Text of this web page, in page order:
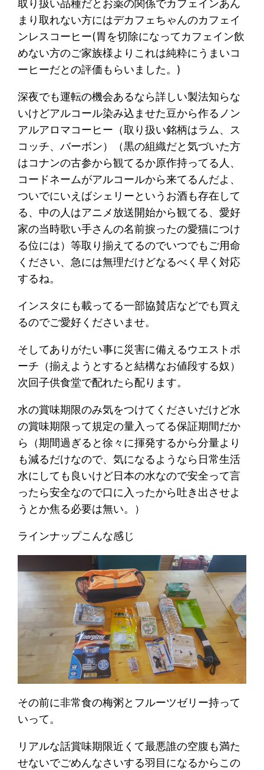
取り扱い品種だとお薬の関係でカフェインあん
まり取れない方にはデカフェちゃんのカフェイ
ンレスコーヒー(胃を切除になってカフェイン飲
めない方のご家族様よりこれは純粋にうまいコ
ーヒーだとの評価もらいました。)
深夜でも運転の機会あるなら詳しい製法知らな
いけどアルコール染み込ませた豆から作るノン
アルアロマコーヒー（取り扱い銘柄はラム、ス
コッチ、バーボン）（黒の組織だと気づいた方
はコナンの古参から観てるか原作持ってる人、
コードネームがアルコールから来てるんだよ、
ついでにいえばシェリーというお酒も存在して
る、中の人はアニメ放送開始から観てる、愛好
家の当時歌い手さんの名前捩ったの愛猫につけ
る位には）等取り揃えてるのでいつでもご用命
ください、急には無理だけどなるべく早く対応
するね。
インスタにも載ってる一部協賛店などでも買え
るのでご愛好くださいませ。
そしてありがたい事に災害に備えるウエストポ
ーチ（揃えようとすると結構なお値段する奴）
次回子供食堂で配れたら配ります。
水の賞味期限のみ気をつけてくださいだけど水
の賞味期限って規定の量入ってる保証期間だか
ら（期間過ぎると徐々に揮発するから分量より
も減るだけなので、気になるようなら日常生活
水にしても良いけど日本の水なので安全って言
ったら安全なので口に入ったから吐き出させよ
うとか焦る必要は無い。）
ラインナップこんな感じ
その前に非常食の梅粥とフルーツゼリー持って
いって。
リアルな話賞味期限近くて最悪誰の空腹も満た
せないでごめんなさいする羽目になるからこの